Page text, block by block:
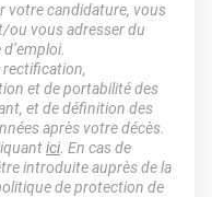
votre candidature, vous
ou vous adresser du
rectification,
et de portabilité des
et de définition des
après votre décès.
ici. En cas de
introduite auprès de la
de protection de